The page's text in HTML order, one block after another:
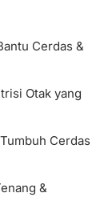
Cerdas &
Otak yang
Cerdas
&